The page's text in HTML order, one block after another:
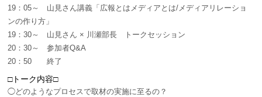
19：05～ 山見さん講義「広報とはメディアとは/メディアリレーショ
ンの作り方」
19：30～ 山見さん × 川瀬部長 トークセッション
20：30～ 参加者Q&A
20：50 終了
□トーク内容□
◯どのようなプロセスで取材の実施に至るの？